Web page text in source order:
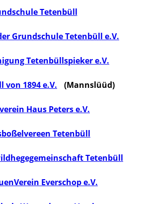
Tetenbüll
Grundschule Tetenbüll e.V.
Tetenbüllspieker e.V.
von 1894 e.V. (Mannslüüd)
Haus Peters e.V.
Tetenbüll
Tetenbüll
Everschop e.V.